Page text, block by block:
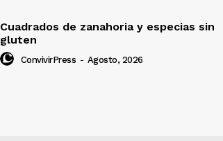
Cuadrados de zanahoria y especias sin
gluten
ConvivirPress - Agosto, 2026